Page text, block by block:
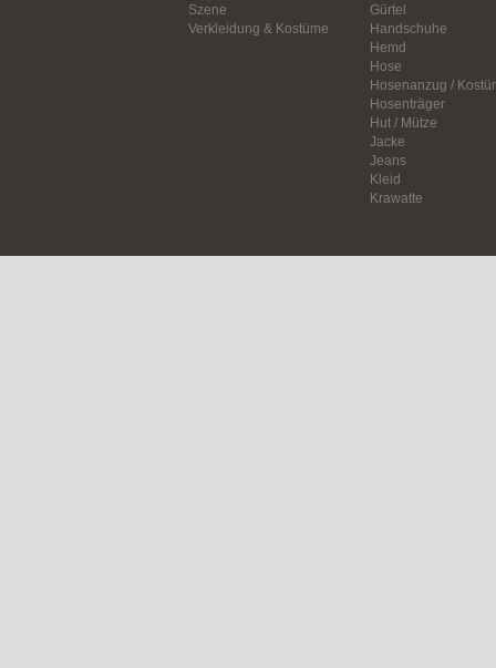
Szene
Verkleidung & Kostüme
Gürtel
Handschuhe
Hemd
Hose
Hosenanzug /
Hosenträger
Hut / Mütze
Jacke
Jeans
Kleid
Krawatte